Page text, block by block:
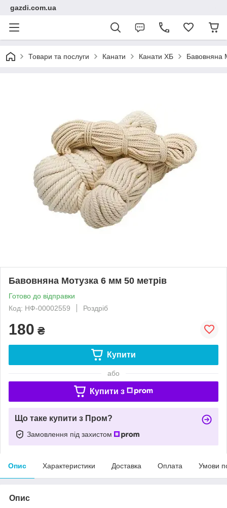
gazdi.com.ua
Товари та послуги Канати Канати ХБ Бавовняна
Бавовняна Мотузка 6 мм 50 метрів
Готово до відправки
Код: НФ-00002559
Роздріб
180 ₴
Купити
або
Купити з
Що таке купити з Пром?
Замовлення під захистом
Опис Характеристики Доставка Оплата Умови
Опис